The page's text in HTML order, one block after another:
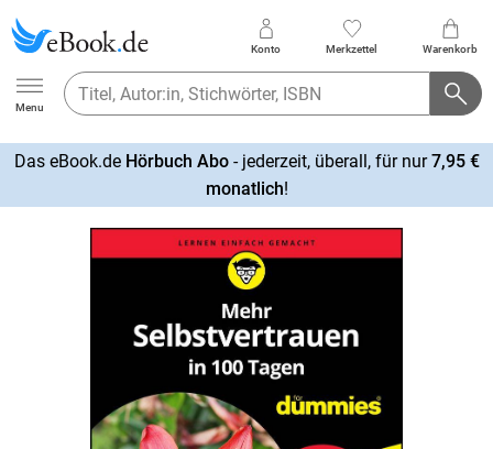
Ebook.de
Menu
Konto Merkzettel Warenkorb
Das eBook.de Hörbuch Abo- jederzeit, überall, für nur7,95 €
monatlich!